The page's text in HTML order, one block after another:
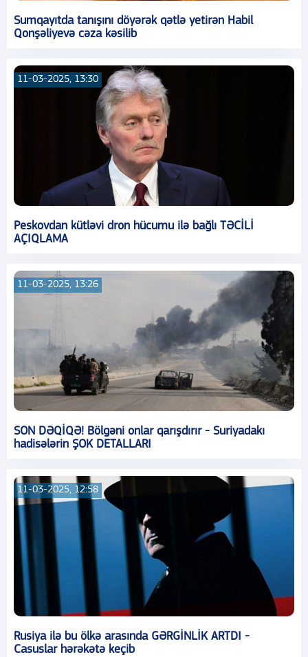
Sumqayıtda tanışını döyərək qətlə yetirən Habil
Qonşəliyevə cəza kəsilib
11-03-2025, 13:30
Peskovdan kütləvi dron hücumu ilə bağlı TƏCİLİ
AÇIQLAMA
11-03-2025, 13:26
SON DƏQİQƏ! Bölgəni onlar qarışdırır - Suriyadakı
hadisələrin ŞOK DETALLARI
11-03-2025, 12:58
Rusiya ilə bu ölkə arasında GƏRGİNLİK ARTDI -
Casuslar hərəkətə keçib